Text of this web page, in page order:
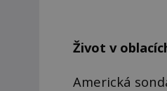
Život v
Americká